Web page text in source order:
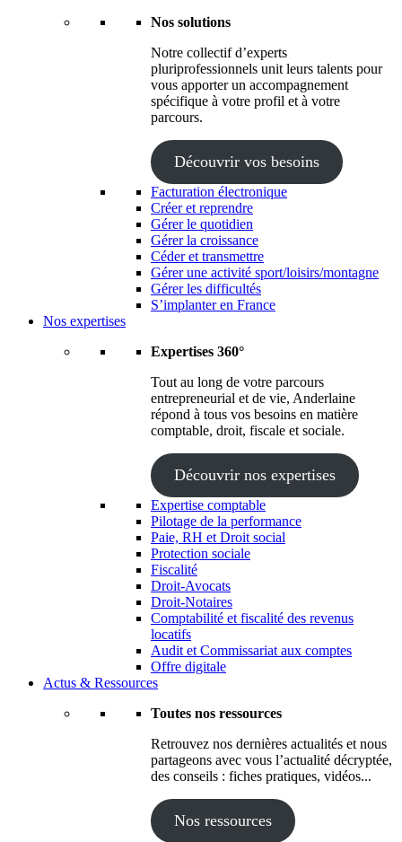
Nos solutions
Notre collectif d’experts
pluriprofessionnels unit leurs talents pour
vous apporter un accompagnement
spécifique à votre profil et à votre
parcours.
Découvrir vos besoins
Facturation électronique
Créer et reprendre
Gérer le quotidien
Gérer la croissance
Céder et transmettre
Gérer une activité sport/loisirs/montagne
Gérer les difficultés
S’implanter en France
Nos expertises
Expertises 360°
Tout au long de votre parcours
entrepreneurial et de vie, Anderlaine
répond à tous vos besoins en matière
comptable, droit, fiscale et sociale.
Découvrir nos expertises
Expertise comptable
Pilotage de la performance
Paie, RH et Droit social
Protection sociale
Fiscalité
Droit-Avocats
Droit-Notaires
Comptabilité et fiscalité des revenus
locatifs
Audit et Commissariat aux comptes
Offre digitale
Actus & Ressources
Toutes nos ressources
Retrouvez nos dernières actualités et nous
partageons avec vous l’actualité décryptée,
des conseils : fiches pratiques, vidéos...
Nos ressources